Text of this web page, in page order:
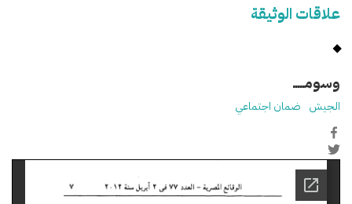
علاقات الوثيقة
وسومـــــ
الجيش ضمان اجتماعي